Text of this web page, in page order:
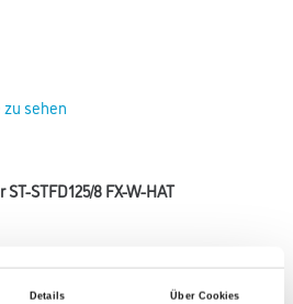
Details Über Cookies
sehen
STFD125/8 FX-W-HAT
Flächen.